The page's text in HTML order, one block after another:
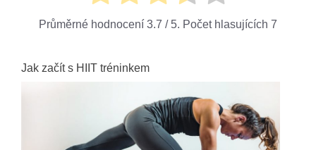
Průměrné hodnocení 3.7 / 5. Počet hlasujících 7
Jak začít s HIIT tréninkem